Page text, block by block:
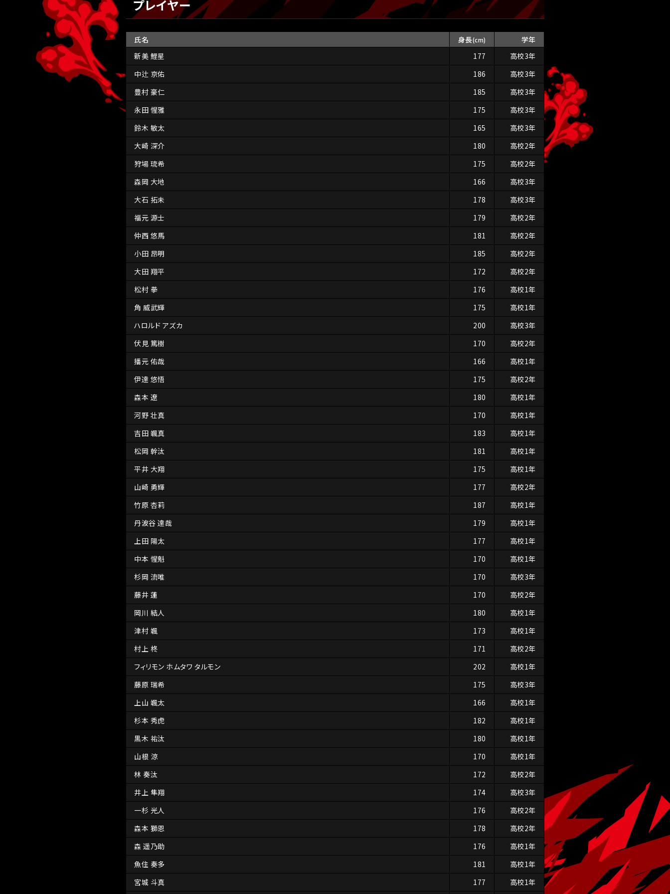
プレイヤー
氏名 身長(cm)
学年
新美 鯉星
177
高校3年
中辻 京佑
186
高校3年
豊村 豪仁
185
高校3年
永田 惺雅
175
高校3年
鈴木 敏太
165
高校3年
大崎 深介
180
高校2年
狩場 琉希
175
高校2年
森岡 大地
166
高校3年
大石 拓未
178
高校3年
福元 源士
179
高校2年
仲西 悠馬
181
高校2年
小田 昂明
185
高校2年
大田 翔平
172
高校2年
松村 拳
176
高校1年
角 威武輝
175
高校1年
ハロルド アズカ
200
高校3年
伏見 篤樹
170
高校2年
播元 佑哉
166
高校1年
伊達 悠悟
175
高校2年
森本 遼
180
高校1年
河野 壮真
170
高校1年
吉田 颯真
183
高校1年
松岡 幹汰
181
高校1年
平井 大翔
175
高校1年
山崎 勇輝
177
高校2年
竹原 杏莉
187
高校1年
丹波谷 達哉
179
高校1年
上田 陽太
177
高校1年
中本 惺魁
170
高校1年
杉岡 流唯
170
高校3年
藤井 蓮
170
高校2年
岡川 結人
180
高校1年
津村 颯
173
高校1年
村上 柊
171
高校2年
フィリモン ホムタワ タルモン
202
高校1年
藤原 瑞希
175
高校3年
上山 颯太
166
高校1年
杉本 秀虎
182
高校1年
黒木 祐汰
180
高校1年
山根 涼
170
高校1年
林 奏汰
172
高校2年
井上 隼翔
174
高校3年
一杉 光人
176
高校2年
森本 獅恩
178
高校2年
森 遥乃助
176
高校1年
魚住 奏多
181
高校1年
宮城 斗真
177 高校1年